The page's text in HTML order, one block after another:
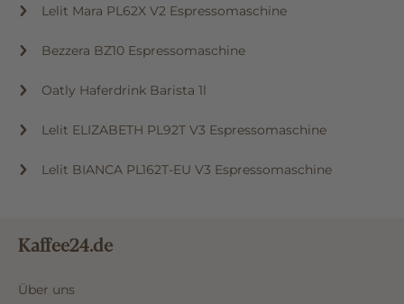
Lelit Mara PL62X V2 Espressomaschine
Bezzera BZ10 Espressomaschine
Oatly Haferdrink Barista 1l
Lelit ELIZABETH PL92T V3 Espressomaschine
Lelit BIANCA PL162T-EU V3 Espressomaschine
Kaffee24.de
Über uns